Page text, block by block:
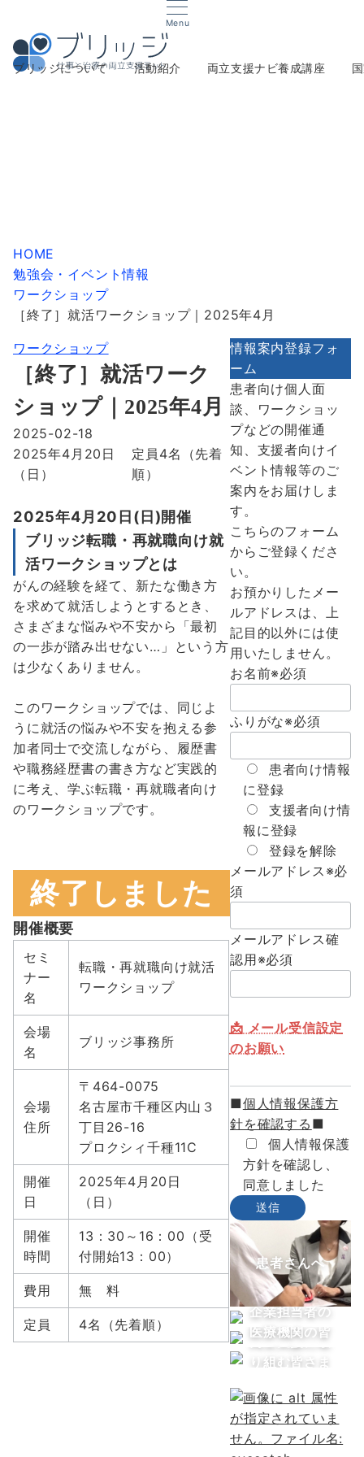
Menu
ブリッジについて 活動紹介 両立支援ナビ養成講座
HOME
勉強会・イベント情報
ワークショップ
［終了］就活ワークショップ｜2025年4月
ワークショップ
［終了］就活ワーク
ショップ｜2025年4月
2025-02-18
2025年4月20日
（日）
定員 4名（先着
順）
2025年4月20日(日)開催
ブリッジ転職・再就職向け就
活ワークショップとは
がんの経験を経て、新たな働き方
を求めて就活しようとするとき、
さまざまな悩みや不安から「最初
の一歩が踏み出せない…」という方
は少なくありません。
このワークショップでは、同じよ
うに就活の悩みや不安を抱える参
加者同士で交流しながら、履歴書
や職務経歴書の書き方など実践的
に考え、学ぶ転職・再就職者向け
のワークショップです。
終了しました
開催概要
セミ
ナー
名
転職・再就職向け就活
ワークショップ
会場
名
ブリッジ事務所
会場
住所
〒464-0075
名古屋市千種区内山３
丁目26-16
プロクシィ千種11C
開催
日
2025年4月20日
（日）
開催
時間
13：30～16：00（受
付開始13：00）
費用 無 料
定員 4名（先着順）
情報案内登録フォ
ーム
患者向け個人面
談、ワークショッ
プなどの開催通
知、支援者向けイ
ベント情報等のご
案内をお届けしま
す。
こちらのフォーム
からご登録くださ
い。
お預かりしたメー
ルアドレスは、上
記目的以外には使
用いたしません。
お名前※必須
ふりがな※必須
患者向け情報
に登録
支援者向け情
報に登録
登録を解除
メールアドレス ※必
須
メールアドレス確
認用※必須
📩 メール受信設定
のお願い
■個人情報保護方
針を確認する ■
個人情報保護
方針を確認し、
同意しました
患者さんへ
企業担当者の
皆さまへ
医療機関の皆
さまへ
両立支援に取
り組む皆さま